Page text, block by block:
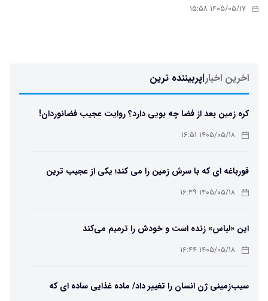
۱۴۰۵/۰۵/۱۷ ۱۵:۵۸
اخرین اخبار|پربیننده ترین
کره زمین بعد از فضا چه بویی دارد؟ روایت عجیب فضانوردان!
۱۴۰۵/۰۵/۱۸ ۱۶:۵۱
قورباغه ای که با سرش زمین را می کند؛ یکی از عجیب ترین
دوزیستان جهان
۱۴۰۵/۰۵/۱۸ ۱۶:۴۹
این «لباس» زنده است و خودش را ترمیم می‌کند
۱۴۰۵/۰۵/۱۸ ۱۶:۴۴
سیب‌زمینی ژن انسان را تغییر داد/ ماده غذایی ساده ای که